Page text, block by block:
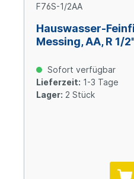
F76S-1/2AA
Hauswasser-
Messing, AA, R 1/2"
Sofort verfügbar
Lieferzeit: 1-3 Tage
Lager: 2 Stück